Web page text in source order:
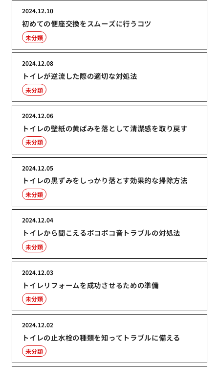
初めての便座交換をスムーズに行うコツ
2024.12.10
未分類
トイレが逆流した際の適切な対処法
2024.12.08
未分類
トイレの壁紙の黄ばみを落として清潔感を取り戻す
2024.12.06
未分類
トイレの黒ずみをしっかり落とす効果的な掃除方法
2024.12.05
未分類
トイレから聞こえるボコボコ音トラブルの対処法
2024.12.04
未分類
トイレリフォームを成功させるための準備
2024.12.03
未分類
トイレの止水栓の種類を知ってトラブルに備える
2024.12.02
未分類